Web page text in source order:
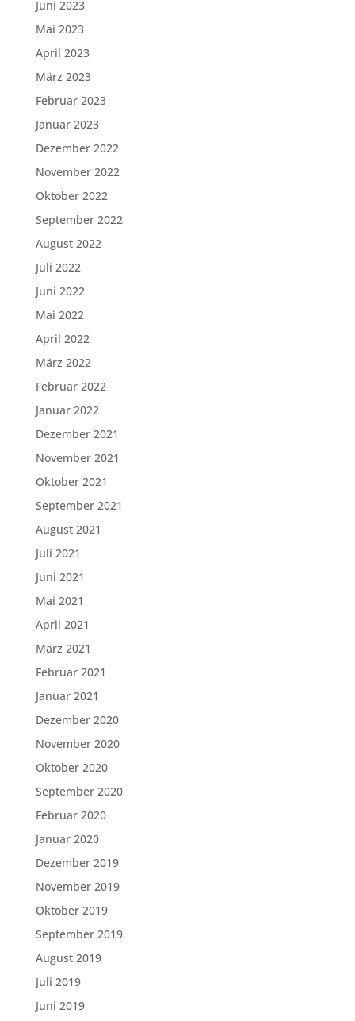
Juni 2023
Mai 2023
April 2023
März 2023
Februar 2023
Januar 2023
Dezember 2022
November 2022
Oktober 2022
September 2022
August 2022
Juli 2022
Juni 2022
Mai 2022
April 2022
März 2022
Februar 2022
Januar 2022
Dezember 2021
November 2021
Oktober 2021
September 2021
August 2021
Juli 2021
Juni 2021
Mai 2021
April 2021
März 2021
Februar 2021
Januar 2021
Dezember 2020
November 2020
Oktober 2020
September 2020
Februar 2020
Januar 2020
Dezember 2019
November 2019
Oktober 2019
September 2019
August 2019
Juli 2019
Juni 2019